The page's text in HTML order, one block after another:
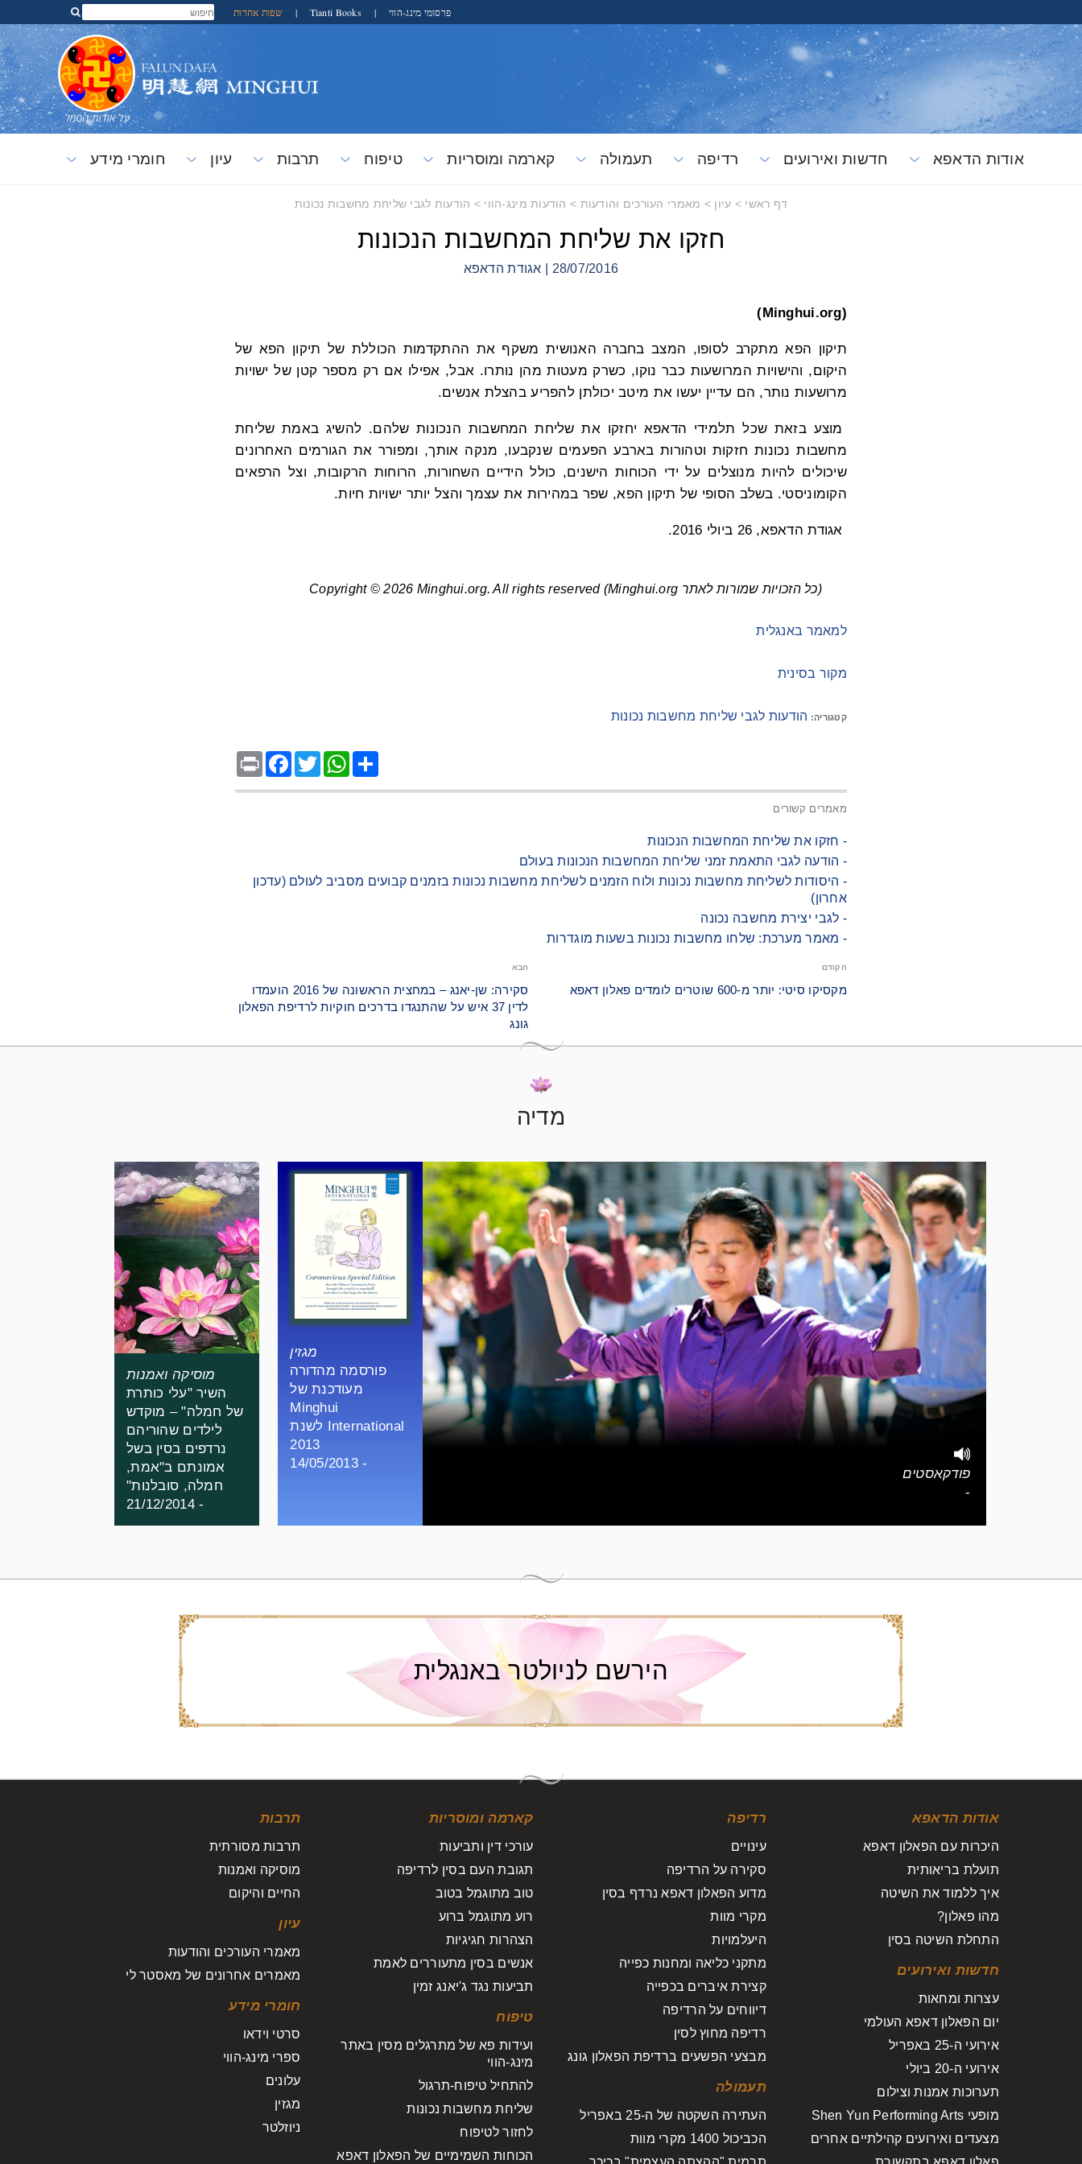
פרסומי מינג-הווי |
Tianti Books
| שפות אחרות
אודות הדאפא חדשות ואירועים רדיפה תעמולה קארמה ומוסריות טיפוח תרבות עיון חומרי מידע
דף ראשי > עיון > מאמרי העורכים והודעות > הודעות מינג-הווי > הודעות לגבי שליחת מחשבות נכונות
חזקו את שליחת המחשבות הנכונות
28/07/2016 | אגודת הדאפא
(Minghui.org)
תיקון הפא מתקרב לסופו, המצב בחברה האנושית משקף את ההתקדמות הכוללת של תיקון הפא של
היקום, והישויות המרושעות כבר נוקו, כשרק מעטות מהן נותרו. אבל, אפילו אם רק מספר קטן של ישויות
מרושעות נותר, הם עדיין יעשו את מיטב יכולתן להפריע בהצלת אנשים.
מוצע בזאת שכל תלמידי הדאפא יחזקו את שליחת המחשבות הנכונות שלהם. להשיג באמת שליחת
מחשבות נכונות חזקות וטהורות בארבע הפעמים שנקבעו, מנקה אותך, ומפורר את הגורמים האחרונים
שיכולים להיות מנוצלים על ידי הכוחות הישנים, כולל הידיים השחורות, הרוחות הרקובות, וצל הרפאים
הקומוניסטי. בשלב הסופי של תיקון הפא, שפר במהירות את עצמך והצל יותר ישויות חיות.
אגודת הדאפא, 26 ביולי 2016.
(כל הזכויות שמורות לאתר Minghui.org) Copyright © 2026 Minghui.org. All rights reserved
למאמר באנגלית
מקור בסינית
קטגוריה: הודעות לגבי שליחת מחשבות נכונות
Print
FacebookTwitter
WhatsAppShare
מאמרים קשורים
- חזקו את שליחת המחשבות הנכונות
- הודעה לגבי התאמת זמני שליחת המחשבות הנכונות בעולם
- היסודות לשליחת מחשבות נכונות ולוח הזמנים לשליחת מחשבות נכונות בזמנים קבועים מסביב לעולם (עדכון
אחרון)
- לגבי יצירת מחשבה נכונה
- מאמר מערכת: שִלחו מחשבות נכונות בשעות מוגדרות
הקודם
מקסיקו סיטי: יותר מ-600 שוטרים לומדים פאלון דאפא
הבא
סקירה: שן-יאנג – במחצית הראשונה של 2016 הועמדו
לדין 37 איש על שהתנגדו בדרכים חוקיות לרדיפת הפאלון
גונג
מדיה
פודקאסטים
-
מגזין
פורסמה מהדורה
מעודכנת של
Minghui
International לשנת
2013
- 14/05/2013
מוסיקה ואמנות
השיר "עלי כותרת
של חמלה" – מוקדש
לילדים שהוריהם
נרדפים בסין בשל
אמונתם ב"אמת,
חמלה, סובלנות"
- 21/12/2014
הירשם לניולטר באנגלית
אודות הדאפא
היכרות עם הפאלון דאפא
תועלת בריאותית
איך ללמוד את השיטה
מהו פאלון?
התחלת השיטה בסין
חדשות ואירועים
עצרות ומחאות
יום הפאלון דאפא העולמי
אירועי ה-25 באפריל
אירועי ה-20 ביולי
תערוכות אמנות וצילום
מופעי Shen Yun Performing Arts
מצעדים ואירועים קהילתיים אחרים
רדיפה
עינויים
סקירה על הרדיפה
מדוע הפאלון דאפא נרדף בסין
מקרי מוות
היעלמויות
מתקני כליאה ומחנות כפייה
קצירת איברים בכפייה
דיווחים על הרדיפה
רדיפה מחוץ לסין
מבצעי הפשעים ברדיפת הפאלון גונג
תעמולה
העתירה השקטה של ה-25 באפריל
הכביכול 1400 מקרי מוות
קארמה ומוסריות
עורכי דין ותביעות
תגובת העם בסין לרדיפה
טוב מתוגמל בטוב
רוע מתוגמל ברוע
הצהרות חגיגיות
אנשים בסין מתעוררים לאמת
תביעות נגד ג'יאנג זמין
טיפוח
ועידות פא של מתרגלים מסין באתר
מינג-הווי
להתחיל טיפוח-תרגול
שליחת מחשבות נכונות
לחזור לטיפוח
הכוחות השמימיים של הפאלון דאפא
תרבות
תרבות מסורתית
מוסיקה ואמנות
החיים והיקום
עיון
מאמרי העורכים והודעות
מאמרים אחרונים של מאסטר לי
חומרי מידע
סרטי וידאו
ספרי מינג-הווי
עלונים
מגזין
ניוזלטר